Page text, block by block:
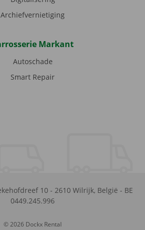
Archiefvernietiging
Markant
Autoschade
Smart Repair
10 - 2610 Wilrijk, België - BE
0449.245.996
© 2026 Dockx Rental